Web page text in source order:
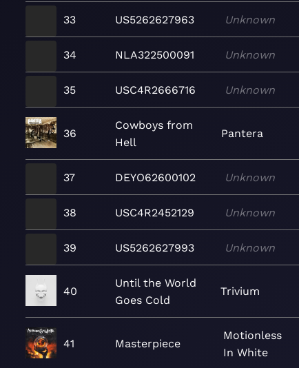
33 US5262627963 Unknown
34 NLA322500091 Unknown
35 USC4R2666716 Unknown
36
Cowboys from
Hell
Pantera
37 DEYO62600102 Unknown
38 USC4R2452129 Unknown
39 US5262627993 Unknown
40
Until the World
Goes Cold
Trivium
41 Masterpiece
Motionless
In White